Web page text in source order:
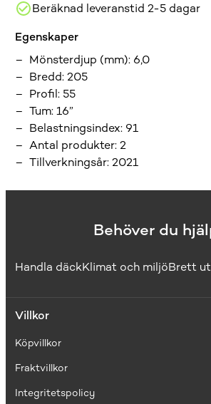
Beräknad leveranstid 2-5 dagar
Egenskaper
Mönsterdjup (mm): 6,0
Bredd:205
Profil: 55
Tum:16”
Belastningsindex: 91
Antal produkter:2
Tillverkningsår:2021
Behöver du
Handla däckKlimat och miljöBrett
Villkor
Köpvillkor
Fraktvillkor
Integritetspolicy